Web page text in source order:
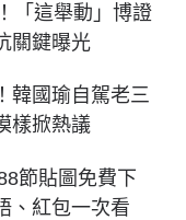
「這舉動」博證
關鍵曝光
韓國瑜自駕老三
樣掀熱議
節貼圖免費下
、紅包一次看